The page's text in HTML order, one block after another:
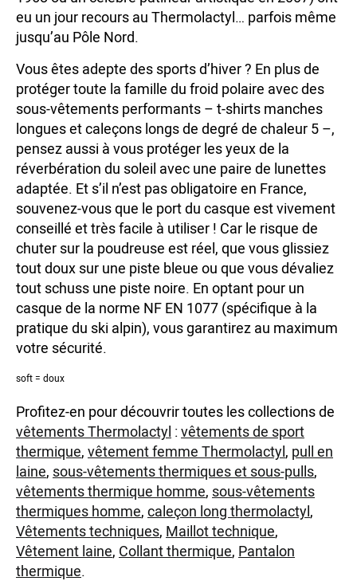
eu un jour recours au Thermolactyl… parfois même
jusqu’au Pôle Nord.
Vous êtes adepte des sports d’hiver ? En plus de
protéger toute la famille du froid polaire avec des
sous-vêtements performants – t-shirts manches
longues et caleçons longs de degré de chaleur 5 –,
pensez aussi à vous protéger les yeux de la
réverbération du soleil avec une paire de lunettes
adaptée. Et s’il n’est pas obligatoire en France,
souvenez-vous que le port du casque est vivement
conseillé et très facile à utiliser ! Car le risque de
chuter sur la poudreuse est réel, que vous glissiez
tout doux sur une piste bleue ou que vous dévaliez
tout schuss une piste noire. En optant pour un
casque de la norme NF EN 1077 (spécifique à la
pratique du ski alpin), vous garantirez au maximum
votre sécurité.
soft = doux
Profitez-en pour découvrir toutes les collections de
vêtements Thermolactyl :vêtements de sport
thermique, vêtement femme Thermolactyl, pull en
laine, sous-vêtements thermiques et sous-pulls,
vêtements thermique homme, sous-vêtements
thermiques homme, caleçon long thermolactyl,
Vêtements techniques, Maillot technique,
Vêtement laine, Collant thermique, Pantalon
thermique.